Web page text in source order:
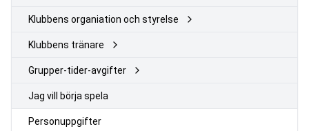
Klubbens organiation och styrelse
Klubbens tränare
Grupper-tider-avgifter
Jag vill börja spela
Personuppgifter